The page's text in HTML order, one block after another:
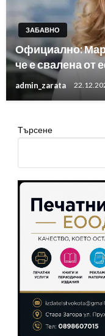
ЗАБАВНО
Официално:
че е свалена от
admin_zarata
Търсене